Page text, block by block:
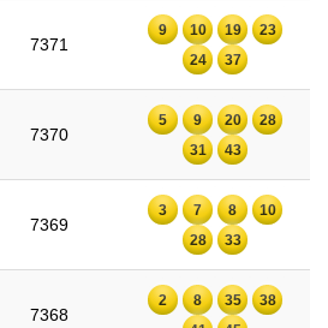
7371
9 10 19
23
24
37
7370
5 9 20
28
31
43
7369
3 7 8
10
28
33
7368
2 8 35
38